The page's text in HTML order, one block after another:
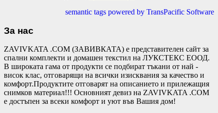
semantic tags powered by TransPacific Software
За нас
ZAVIVKATA .COM (ЗАВИВКАТА) е представителен сайт за
спални комплекти и домашен текстил на ЛУКСТЕКС ЕООД.
В широката гама от продукти се подбират тъкани от най -
висок клас, отговарящи на всички изисквания за качество и
комфорт.Продуктите отговарят на описанието и прилежащия
снимков материал!!! Основният девиз на ZAVIVKATA .COM
е достъпен за всеки комфорт и уют във Вашия дом!